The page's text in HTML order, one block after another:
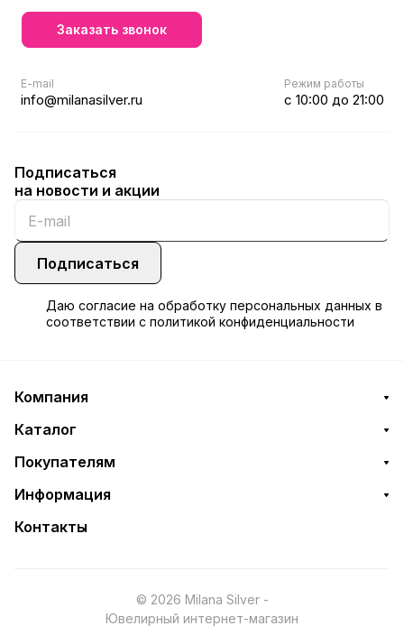
Заказать звонок
E-mail
info@milanasilver.ru
Режим работы
с 10:00 до 21:00
Подписаться
на новости и акции
Подписаться
Даю согласие на обработку персональных данных в
соответствии с политикой конфиденциальности
Компания
Каталог
Покупателям
Информация
Контакты
© 2026 Milana Silver -
Ювелирный интернет-магазин